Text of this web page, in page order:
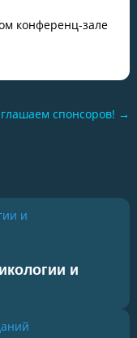
конференц-зале
спонсоров! →
и